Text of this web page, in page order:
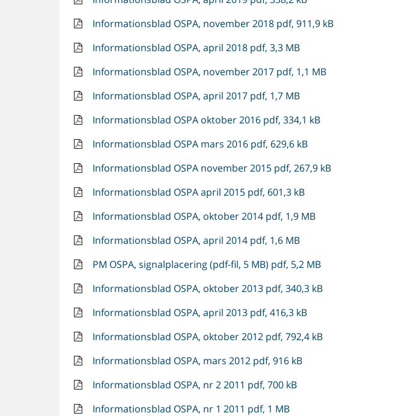
Informationsblad OSPA, november 2018 pdf, 911,9 kB
Informationsblad OSPA, april 2018 pdf, 3,3 MB
Informationsblad OSPA, november 2017 pdf, 1,1 MB
Informationsblad OSPA, april 2017 pdf, 1,7 MB
Informationsblad OSPA oktober 2016 pdf, 334,1 kB
Informationsblad OSPA mars 2016 pdf, 629,6 kB
Informationsblad OSPA november 2015 pdf, 267,9 kB
Informationsblad OSPA april 2015 pdf, 601,3 kB
Informationsblad OSPA, oktober 2014 pdf, 1,9 MB
Informationsblad OSPA, april 2014 pdf, 1,6 MB
PM OSPA, signalplacering (pdf-fil, 5 MB) pdf, 5,2 MB
Informationsblad OSPA, oktober 2013 pdf, 340,3 kB
Informationsblad OSPA, april 2013 pdf, 416,3 kB
Informationsblad OSPA, oktober 2012 pdf, 792,4 kB
Informationsblad OSPA, mars 2012 pdf, 916 kB
Informationsblad OSPA, nr 2 2011 pdf, 700 kB
Informationsblad OSPA, nr 1 2011 pdf, 1 MB